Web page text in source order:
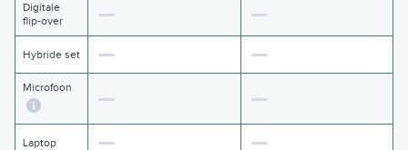
Digitale
flip-over
Hybride set
Microfoon
Laptop